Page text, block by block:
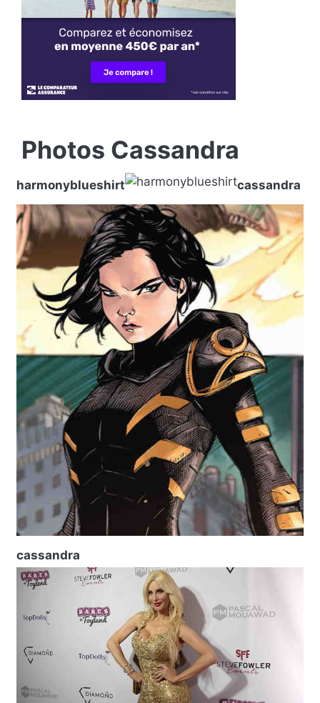
Photos Cassandra
harmonyblueshirt cassandra
cassandra